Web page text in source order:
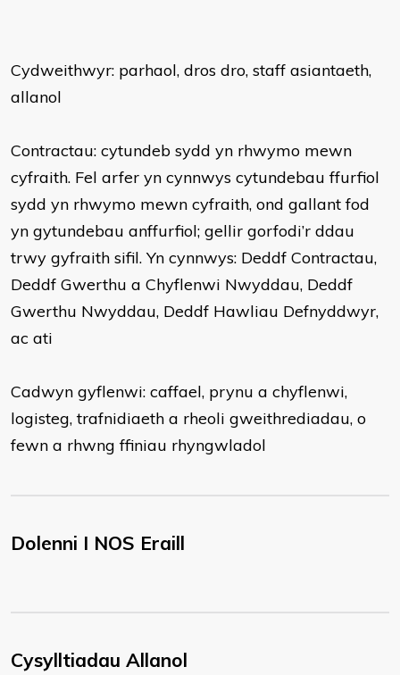
Cydweithwyr: parhaol, dros dro, staff asiantaeth,
allanol
Contractau: cytundeb sydd yn rhwymo mewn
cyfraith. Fel arfer yn cynnwys cytundebau ffurfiol
sydd yn rhwymo mewn cyfraith, ond gallant fod
yn gytundebau anffurfiol; gellir gorfodi’r ddau
trwy gyfraith sifil. Yn cynnwys: Deddf Contractau,
Deddf Gwerthu a Chyflenwi Nwyddau, Deddf
Gwerthu Nwyddau, Deddf Hawliau Defnyddwyr,
ac ati
Cadwyn gyflenwi: caffael, prynu a chyflenwi,
logisteg, trafnidiaeth a rheoli gweithrediadau, o
fewn a rhwng ffiniau rhyngwladol
Dolenni I NOS Eraill
Cysylltiadau Allanol